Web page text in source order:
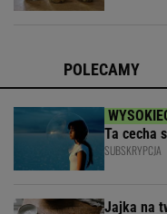
POLECAMY
Ta cecha
SUBSKRYPCJA
Jajka na